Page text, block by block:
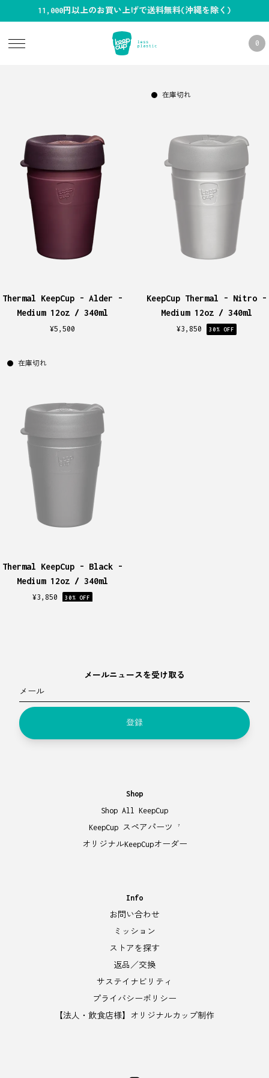
11,000円以上のお買い上げで送料無料(沖縄を除く)
0
Thermal KeepCup - Alder -
Medium 12oz / 340ml
¥5,500
在庫切れ
KeepCup Thermal - Nitro -
Medium 12oz / 340ml
¥3,850 30% OFF
在庫切れ
Thermal KeepCup - Black -
Medium 12oz / 340ml
¥3,850 30% OFF
メールニュースを受け取る
メール
登録
Shop
Shop All KeepCup
KeepCup スペアパーツ
7
オリジナルKeepCupオーダー
Info
お問い合わせ
ミッション
ストアを探す
返品／交換
サステイナビリティ
プライバシーポリシー
【法人・飲食店様】オリジナルカップ制作